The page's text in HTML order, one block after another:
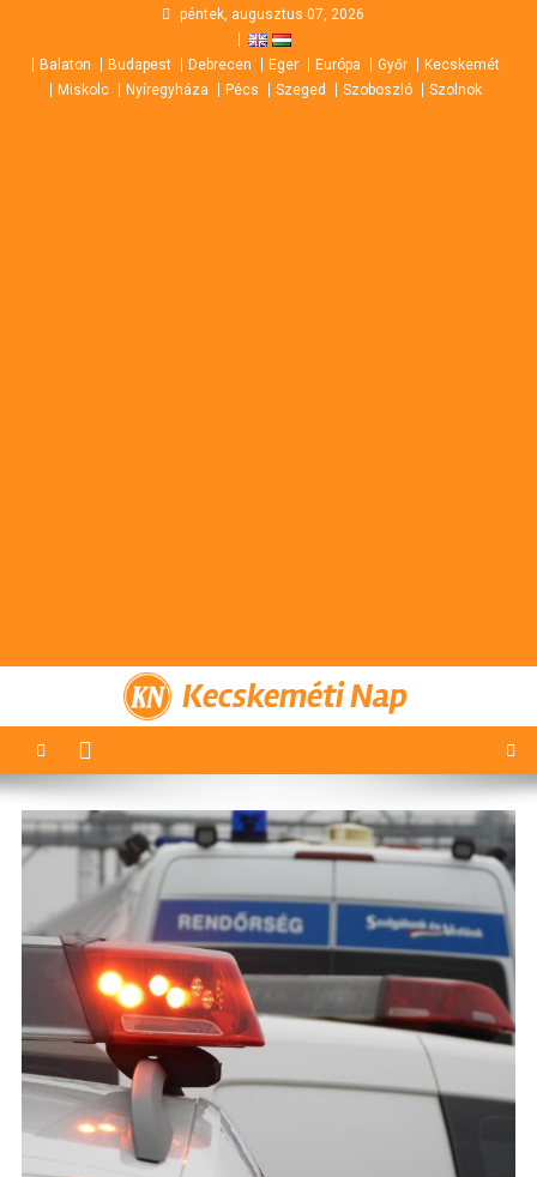
content
péntek, augusztus 07, 2026
Balaton Budapest Debrecen Eger Európa Győr
Kecskemét
Miskolc
Nyíregyháza Pécs Szeged Szoboszló Szolnok
Kecskeméti Nap